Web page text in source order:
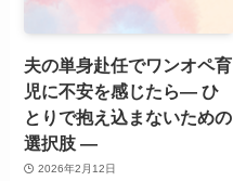
夫の単身赴任でワンオペ育
児に不安を感じたら― ひ
とりで抱え込まないための
選択肢 ―
2026年2月12日